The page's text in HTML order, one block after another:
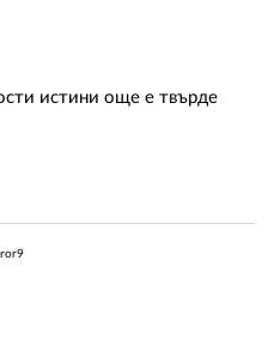
истини още е твърде